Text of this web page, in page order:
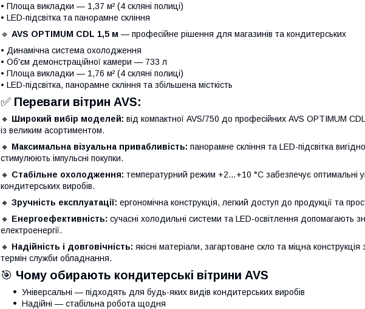
• Площа викладки — 1,37 м² (4 скляні полиці)
• LED-підсвітка та панорамне скління
🔹 AVS OPTIMUM CDL 1,5 м — професійне рішення для магазинів та кондитерських
• Динамічна система охолодження
• Об'єм демонстраційної камери — 733 л
• Площа викладки — 1,76 м² (4 скляні полиці)
• LED-підсвітка, панорамне скління та збільшена місткість
✅ Переваги вітрин AVS:
🔸 Широкий вибір моделей: від компактної AVS/750 до професійних AVS OPTIMUM
із великим асортиментом.
🔸 Максимальна візуальна привабливість: панорамне скління та LED-підсвітка
стимулюють імпульсні покупки.
🔸 Стабільне охолодження: температурний режим +2…+10 °C забезпечує оптимальні
кондитерських виробів.
🔸 Зручність експлуатації: ергономічна конструкція, легкий доступ до продукції та
🔸 Енергоефективність: сучасні холодильні системи та LED-освітлення допомагають
електроенергії.
🔸 Надійність і довговічність: якісні матеріали, загартоване скло та міцна
термін служби обладнання.
🎯 Чому обирають кондитерські вітрини AVS
Універсальні — підходять для будь-яких видів кондитерських виробів
Надійні — стабільна робота щодня